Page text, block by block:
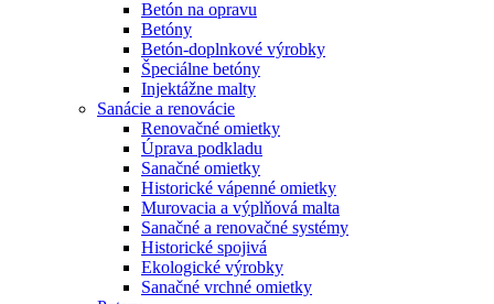
Betón na opravu
Betóny
Betón-doplnkové výrobky
Špeciálne betóny
Injektážne malty
Sanácie a renovácie
Renovačné omietky
Úprava podkladu
Sanačné omietky
Historické vápenné omietky
Murovacia a výplňová malta
Sanačné a renovačné systémy
Historické spojivá
Ekologické výrobky
Sanačné vrchné omietky